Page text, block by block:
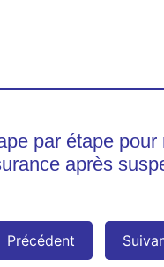
par étape pour
après
Précédent